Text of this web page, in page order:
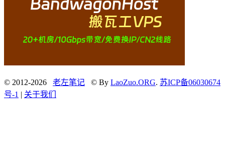
© 2012-2026 老左笔记 © By LaoZuo.ORG. 苏ICP备06030674
号-1 | 关于我们